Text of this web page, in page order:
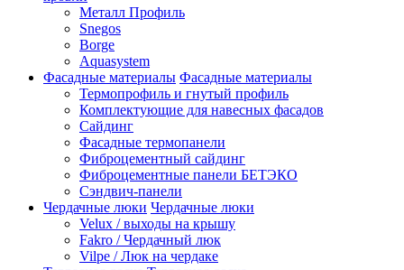
Металл Профиль
Snegos
Borge
Aquasystem
Фасадные материалы Фасадные материалы
Термопрофиль и гнутый профиль
Комплектующие для навесных фасадов
Сайдинг
Фасадные термопанели
Фиброцементный сайдинг
Фиброцементные панели БЕТЭКО
Сэндвич-панели
Чердачные люки Чердачные люки
Velux / выходы на крышу
Fakro / Чердачный люк
Vilpe / Люк на чердаке